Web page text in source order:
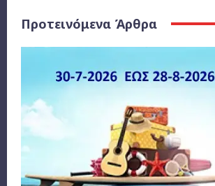
Προτεινόμενα Άρθρα